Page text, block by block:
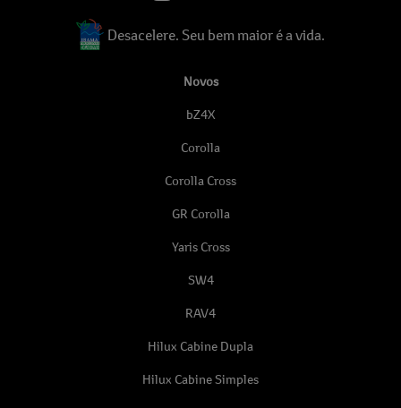
Desacelere. Seu bem maior é a vida.
Novos
bZ4X
Corolla
Corolla Cross
GR Corolla
Yaris Cross
SW4
RAV4
Hilux Cabine Dupla
Hilux Cabine Simples